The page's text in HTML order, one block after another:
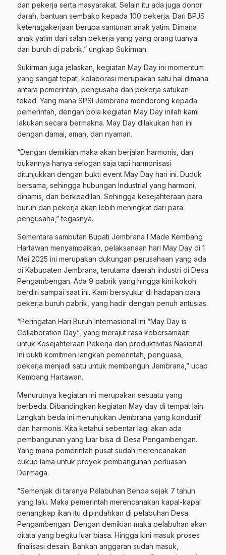
dan pekerja serta masyarakat. Selain itu ada juga donor
darah, bantuan sembako kepada 100 pekerja. Dari BPJS
ketenagakerjaan berupa santunan anak yatim. Dimana
anak yatim dari salah pekerja yang yang orang tuanya
dari buruh di pabrik,” ungkap Sukirman.
Sukirman juga jelaskan, kegiatan May Day ini momentum
yang sangat tepat, kolaborasi merupakan satu hal dimana
antara pemerintah, pengusaha dan pekerja satukan
tekad. Yang mana SPSI Jembrana mendorong kepada
pemerintah, dengan pola kegiatan May Day inilah kami
lakukan secara bermakna. May Day dilakukan hari ini
dengan damai, aman, dan nyaman.
“Dengan demikian maka akan berjalan harmonis, dan
bukannya hanya selogan saja tapi harmonisasi
ditunjukkan dengan bukti event May Day hari ini. Duduk
bersama, sehingga hubungan Industrial yang harmoni,
dinamis, dan berkeadilan. Sehingga kesejahteraan para
buruh dan pekerja akan lebih meningkat dari para
pengusaha,” tegasnya.
Sementara sambutan Bupati Jembrana I Made Kembang
Hartawan menyampaikan, pelaksanaan hari May Day di 1
Mei 2025 ini merupakan dukungan perusahaan yang ada
di Kabupaten Jembrana, terutama daerah industri di Desa
Pengambengan. Ada 9 pabrik yang hingga kini kokoh
berdiri sampai saat ini. Kami bersyukur di hadapan para
pekerja buruh pabrik, yang hadir dengan penuh antusias.
“Peringatan Hari Buruh Internasional ini “May Day is
Collaboration Day”, yang merajut rasa kebersamaan
untuk Kesejahteraan Pekerja dan produktivitas Nasional.
Ini bukti komitmen langkah pemerintah, penguasa,
pekerja menjadi satu untuk membangun Jembrana,” ucap
Kembang Hartawan.
Menurutnya kegiatan ini merupakan sesuatu yang
berbeda. Dibandingkan kegiatan May day di tempat lain.
Langkah beda ini menunjukan Jembrana yang kondusif
dan harmonis. Kita ketahui sebentar lagi akan ada
pembangunan yang luar bisa di Desa Pengambengan.
Yang mana pemerintah pusat sudah merencanakan
cukup lama untuk proyek pembangunan perluasan
Dermaga.
“Semenjak di taranya Pelabuhan Benoa sejak 7 tahun
yang lalu. Maka pemerintah merencanakan kapal-kapal
penangkap ikan itu dipindahkan di pelabuhan Desa
Pengambengan. Dengan demikian maka pelabuhan akan
ditata yang begitu luar biasa. Hingga kini masuk proses
finalisasi desain. Bahkan anggaran sudah masuk,